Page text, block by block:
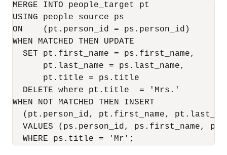
MERGE INTO people_target pt
USING people_source ps
ON    (pt.person_id = ps.person_id)
WHEN MATCHED THEN UPDATE
  SET pt.first_name = ps.first_name,
      pt.last_name = ps.last_name,
      pt.title = ps.title
  DELETE where pt.title  = 'Mrs.'
WHEN NOT MATCHED THEN INSERT
(pt.person_id, pt.first_name,
VALUES (ps.person_id, ps.first_name,
  WHERE ps.title = 'Mr';